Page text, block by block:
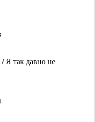
Я так давно не